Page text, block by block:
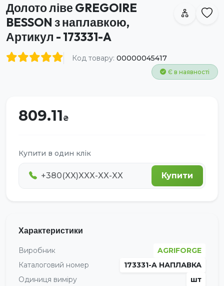
Долото ліве GREGOIRE
BESSON з наплавкою,
Артикул - 173331-A
Код товару: 00000045417
Є в наявності
809.11
Купити в один клік
Купити
Характеристики
Виробник
AGRIFORGE
Каталоговий номер
173331-A НАПЛАВКА
Одиниця виміру
шт